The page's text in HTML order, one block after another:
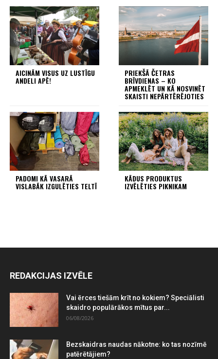
AICINĀM VISUS UZ LUSTĪGU
ANDELI APĒ!
PRIEKŠĀ ČETRAS
BRĪVDIENAS – KO
APMEKLĒT UN KĀ NOSVINĒT
SKAISTI NEPĀRTĒRĒJOTIES
PADOMI KĀ VASARĀ
VISLABĀK IZGULĒTIES TELTĪ
KĀDUS PRODUKTUS
IZVĒLĒTIES PIKNIKAM
REDAKCIJAS IZVĒLE
Vai ērces tiešām krīt no kokiem? Speciālisti
skaidro populārākos mītus par...
06/08/2026
Bezskaidras naudas nākotne: ko tas nozīmē
patērētājiem?